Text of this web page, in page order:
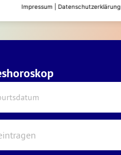
Impressum Datenschutzerklärung